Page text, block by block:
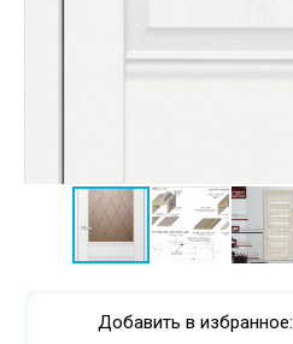
Добавить в избранное: